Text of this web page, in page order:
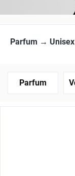
Parfum → Unisex
Parfum